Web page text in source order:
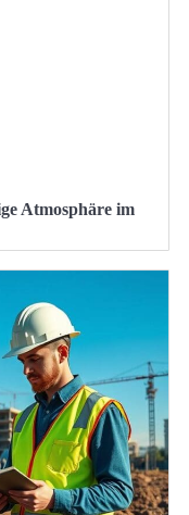
Atmosphäre im